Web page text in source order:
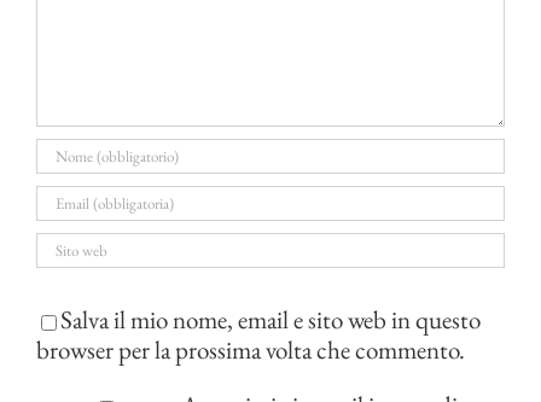
Salva il mio nome, email e sito web in questo
browser per la prossima volta che commento.